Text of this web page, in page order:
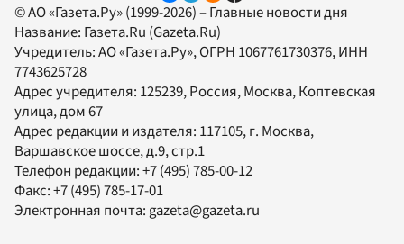
© АО «Газета.Ру» (1999-2026) – Главные новости дня
Название: Газета.Ru (Gazeta.Ru)
Учредитель:АО «Газета.Ру», ОГРН 1067761730376, ИНН
7743625728
Адрес учредителя: 125239, Россия, Москва, Коптевская
улица, дом 67
Адрес редакции и издателя: 117105, г. Москва,
Варшавское шоссе, д.9, стр.1
Телефон редакции:+7 (495) 785-00-12
Факс:+7 (495) 785-17-01
Электронная почта:gazeta@gazeta.ru